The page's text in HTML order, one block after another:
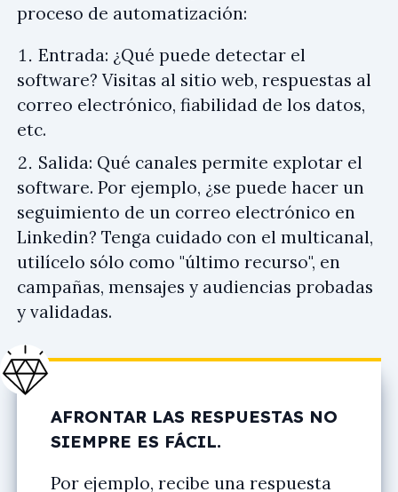
proceso de automatización:
Entrada: ¿Qué puede detectar el
software? Visitas al sitio web, respuestas al
correo electrónico, fiabilidad de los datos,
etc.
Salida: Qué canales permite explotar el
software. Por ejemplo, ¿se puede hacer un
seguimiento de un correo electrónico en
Linkedin? Tenga cuidado con el multicanal,
utilícelo sólo como "último recurso", en
campañas, mensajes y audiencias probadas
y validadas.
AFRONTAR LAS RESPUESTAS NO
SIEMPRE ES FÁCIL.
Por ejemplo, recibe una respuesta